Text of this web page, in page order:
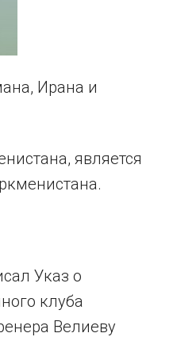
Ирана и
является
Указ о
клуба
Велиеву